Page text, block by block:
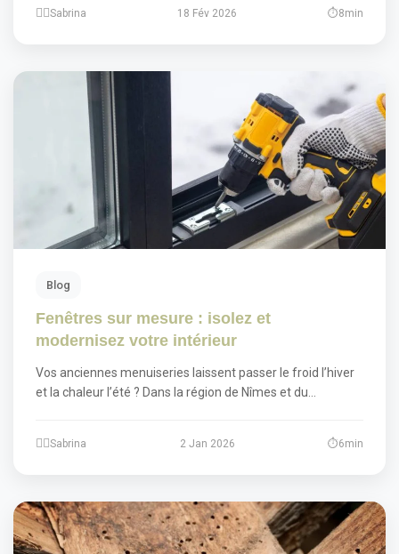
Sabrina 18 Fév 2026 8min
Blog
Fenêtres sur mesure : isolez et
modernisez votre intérieur
Vos anciennes menuiseries laissent passer le froid l’hiver
et la chaleur l’été ? Dans la région de Nîmes et du…
Sabrina 2 Jan 2026 6min